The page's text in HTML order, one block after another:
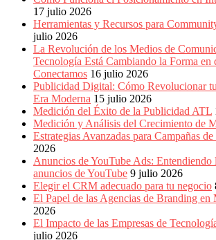
17 julio 2026
Herramientas y Recursos para
julio 2026
La Revolución de los Medios de
Tecnología Está Cambiando la Forma en
Conectamos 16 julio 2026
Publicidad Digital: Cómo Revolucionar
Era Moderna 15 julio 2026
Medición del Éxito de la Publicidad ATL
Medición y Análisis del Crecimiento de
Estrategias Avanzadas para Campañas
2026
Anuncios de YouTube Ads: Entendiendo
anuncios de YouTube 9 julio 2026
Elegir el CRM adecuado para tu negocio
El Papel de las Agencias de Branding en
2026
El Impacto de las Empresas de
julio 2026